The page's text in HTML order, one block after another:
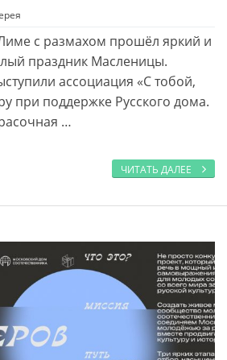
с размахом прошёл яркий и
праздник Масленицы.
ассоциация «С тобой,
при поддержке Русского дома.
…
ЧИТАТЬ ДАЛЕЕ